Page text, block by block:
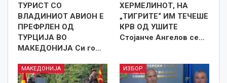
ТУРИСТ СО
ВЛАДИНИОТ АВИОН Е
ПРЕФРЛЕН ОД
ТУРЦИЈА ВО
МАКЕДОНИЈА Си го…
ХЕРМЕЛИНОТ, НА
„ТИГРИТЕ“ ИМ ТЕЧЕШЕ
КРВ ОД УШИТЕ
Стојанче Ангелов се…
МАКЕДОНИЈА ИЗБОР